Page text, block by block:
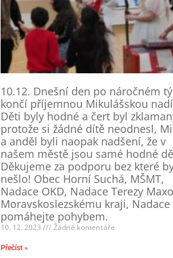
10.12. Dnešní den po náročném
končí příjemnou Mikulášskou
Děti byly hodné a čert byl
protože si žádné dítě neodnesl,
a anděl byli naopak nadšení, že v
našem městě jsou samé hodné
Děkujeme za podporu bez které
nešlo! Obec Horní Suchá, MŠMT,
Nadace OKD, Nadace Terezy
Moravskoslezskému kraji, Nadace
pomáhejte pohybem.
10. 12. 2023 Žádné komentáře
Přečíst »